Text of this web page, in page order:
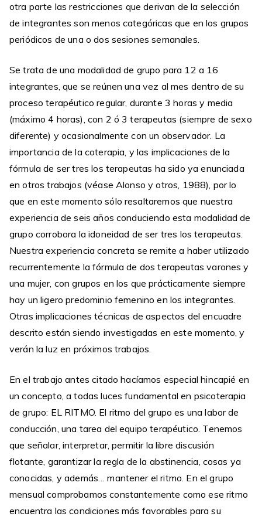
otra parte las restricciones que derivan de la selección
de integrantes son menos categóricas que en los grupos
periódicos de una o dos sesiones semanales.
Se trata de una modalidad de grupo para 12 a 16
integrantes, que se reúnen una vez al mes dentro de su
proceso terapéutico regular, durante 3 horas y media
(máximo 4 horas), con 2 ó 3 terapeutas (siempre de sexo
diferente) y ocasionalmente con un observador. La
importancia de la coterapia, y las implicaciones de la
fórmula de ser tres los terapeutas ha sido ya enunciada
en otros trabajos (véase Alonso y otros, 1988), por lo
que en este momento sólo resaltaremos que nuestra
experiencia de seis años conduciendo esta modalidad de
grupo corrobora la idoneidad de ser tres los terapeutas.
Nuestra experiencia concreta se remite a haber utilizado
recurrentemente la fórmula de dos terapeutas varones y
una mujer, con grupos en los que prácticamente siempre
hay un ligero predominio femenino en los integrantes.
Otras implicaciones técnicas de aspectos del encuadre
descrito están siendo investigadas en este momento, y
verán la luz en próximos trabajos.
En el trabajo antes citado hacíamos especial hincapié en
un concepto, a todas luces fundamental en psicoterapia
de grupo: EL RITMO. El ritmo del grupo es una labor de
conducción, una tarea del equipo terapéutico. Tenemos
que señalar, interpretar, permitir la libre discusión
flotante, garantizar la regla de la abstinencia, cosas ya
conocidas, y además… mantener el ritmo. En el grupo
mensual comprobamos constantemente como ese ritmo
encuentra las condiciones más favorables para su